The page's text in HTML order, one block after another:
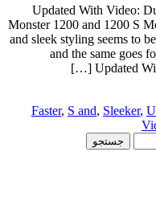
Updated With Video:
Monster 1200 and 1200 S
and sleek styling seems to
and the same goes
Updated
Faster, S and, Sleeker,